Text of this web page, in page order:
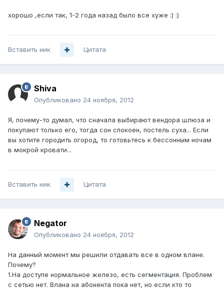
хорошо ,если так, 1-2 года назад было все хуже :) :)
Вставить ник Цитата
Shiva
Опубликовано 24 ноября, 2012
Я, почему-то думал, что сначала выбирают вендора шлюза и
покупают только его, тогда сон спокоен, постель суха... Если
вы хотите городить огород, то готовьтесь к бессонным ночам
в мокрой кровати...
Вставить ник Цитата
Negator
Опубликовано 24 ноября, 2012
На данный момент мы решили отдавать все в одном влане.
Почему?
1.На доступе нормальное железо, есть сегментация. Проблем
с сетью нет. Влана на абонента пока нет, но если кто то